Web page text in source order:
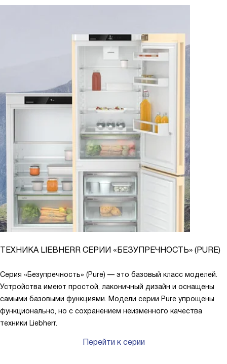
ТЕХНИКА LIEBHERR СЕРИИ «БЕЗУПРЕЧНОСТЬ» (PURE)
Серия «Безупречность» (Pure) — это базовый класс моделей.
Устройства имеют простой, лаконичный дизайн и оснащены
самыми базовыми функциями. Модели серии Pure упрощены
функционально, но с сохранением неизменного качества
техники Liebherr.
Перейти к серии